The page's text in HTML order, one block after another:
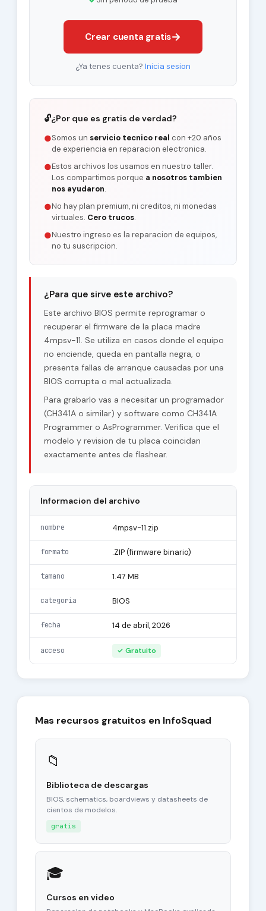
Crear cuenta gratis→
¿Ya tenes cuenta? Inicia sesion
🔓¿Por que es gratis de verdad?
●Somos un servicio tecnico real con +20 años
de experiencia en reparacion electronica.
●Estos archivos los usamos en nuestro taller.
Los compartimos porque a nosotros tambien
nos ayudaron.
●No hay plan premium, ni creditos, ni monedas
virtuales. Cero trucos.
●Nuestro ingreso es la reparacion de equipos,
no tu suscripcion.
¿Para que sirve este archivo?
Este archivo BIOS permite reprogramar o
recuperar el firmware de la placa madre
4mpsv-11. Se utiliza en casos donde el equipo
no enciende, queda en pantalla negra, o
presenta fallas de arranque causadas por una
BIOS corrupta o mal actualizada.
Para grabarlo vas a necesitar un programador
(CH341A o similar) y software como CH341A
Programmer o AsProgrammer. Verifica que el
modelo y revision de tu placa coincidan
exactamente antes de flashear.
Informacion del archivo
nombre 4mpsv-11.zip
formato .ZIP (firmware binario)
tamano 1.47 MB
categoria BIOS
fecha 14 de abril, 2026
acceso ✓ Gratuito
Mas recursos gratuitos en InfoSquad
📁
Biblioteca de descargas
BIOS, schematics, boardviews y datasheets de
cientos de modelos.
gratis
🎓
Cursos en video